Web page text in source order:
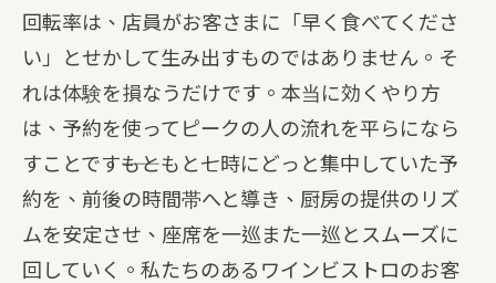
回転率は、店員がお客さまに「早く食べてくださ
い」とせかして生み出すものではありません。そ
れは体験を損なうだけです。本当に効くやり方
は、予約を使ってピークの人の流れを平らになら
すことです――もともと七時にどっと集中していた予
約を、前後の時間帯へと導き、厨房の提供のリズ
ムを安定させ、座席を一巡また一巡とスムーズに
回していく。私たちのあるワインビストロのお客